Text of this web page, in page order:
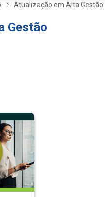
Atualização em Alta Gestão
Gestão